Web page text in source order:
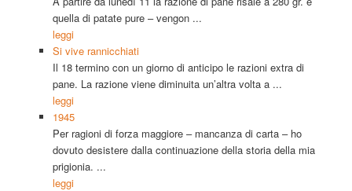
quella di patate pure – vengon ...
leggi
Si vive rannicchiati
Il 18 termino con un giorno di anticipo le razioni extra di
pane. La razione viene diminuita un’altra volta a ...
leggi
1945
Per ragioni di forza maggiore – mancanza di carta – ho
dovuto desistere dalla continuazione della storia della mia
prigionia. ...
leggi